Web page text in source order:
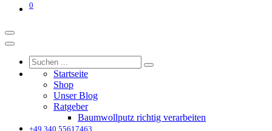
0
Startseite
Shop
Unser Blog
Ratgeber
Baumwollputz richtig verarbeiten
+49 340 55617463